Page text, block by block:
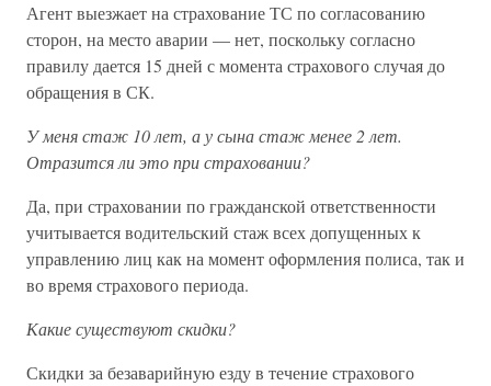
Агент выезжает на страхование ТС по согласованию
сторон, на место аварии — нет, поскольку согласно
правилу дается 15 дней с момента страхового случая до
обращения в СК.
У меня стаж 10 лет, а у сына стаж менее 2 лет.
Отразится ли это при страховании?
Да, при страховании по гражданской ответственности
учитывается водительский стаж всех допущенных к
управлению лиц как на момент оформления полиса, так и
во время страхового периода.
Какие существуют скидки?
Скидки за безаварийную езду в течение страхового